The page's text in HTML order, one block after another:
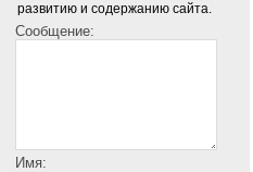
развитию и содержанию сайта.
Сообщение:
Имя: